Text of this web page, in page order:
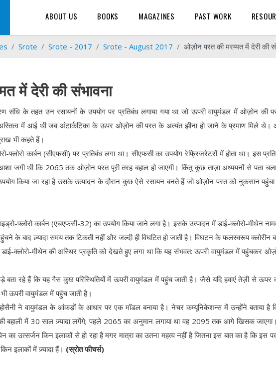
ABOUT US BOOKS MAGAZINES PAST WORK
Srote Srote - 2017 Srote - August 2017 ओज़ोन परत की मरम्मत में देरी की
में देरी की संभावना
संधि के तहत उन रसायनों के उपयोग पर प्रतिबंध लगाया गया था जो ऊपरी वायुमंडल में ओज़ोन की
में आई थी जब अंटार्कटिका के ऊपर ओज़ोन की परत के अत्यंत झीना हो जाने के प्रमाण मिले थे।
भी कहते हैं।
फ्लोरो कार्बन (सीएफसी) पर प्रतिबंध लगा था। सीएफसी का उपयोग रेफ्रिजरेटरों में होता था। इस
जगी थी कि 2065 तक ओज़ोन परत पूरी तरह बहाल हो जाएगी। किंतु कुछ ताज़ा अध्ययनों से पता
किया जा रहा है उसके उत्पादन के दौरान कुछ ऐसे रसायन बनते हैं जो ओज़ोन परत को नुकसान
फ्लोरो कार्बन (एचएफसी-32) का उपयोग किया जाने लगा है। इसके उत्पादन में डाई-क्लोरो-मीथेन
के बाद ज़्यादा समय तक टिकती नहीं और जल्दी ही विघटित हो जाती है। विघटन के फलस्वरूप क्लोरीन
क्लोरो-मीथेन की अस्थिर प्रकृति को देखते हुए लगा था कि यह संभवत: ऊपरी वायुमंडल में पहुंचकर
रहे हैं कि यह गैस कुछ परिस्थितियों में ऊपरी वायुमंडल में पहुंच जाती है। जैसे यदि हवाएं तेज़ी से ऊपर
भी ऊपरी वायुमंडल में पहुंच जाती है।
ने वायुमंडल के आंकड़ों के आधार पर एक मॉडल बनाया है। नेचर कम्यूनिकेशन्स में उन्होंने बताया है
की बहाली में 30 साल ज़्यादा लगेंगे; पहले 2065 का अनुमान लगाया था वह 2095 तक आगे खिसक
का उत्सर्जन किन इलाकों से हो रहा है मगर मात्रा का उतना महत्व नहीं है जितना इस बात का है कि इस
इलाकों में ज़्यादा हैं। (स्रोत फीचर्स)